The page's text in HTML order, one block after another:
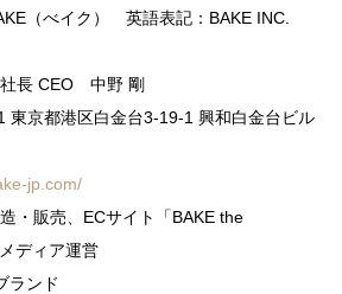
（べイク） 英語表記：BAKE INC.
社長 CEO 中野 剛
東京都港区白金台3-19-1 興和白金台ビル
jp.com/
・販売、ECサイト「BAKE the
ディア運営
ランド